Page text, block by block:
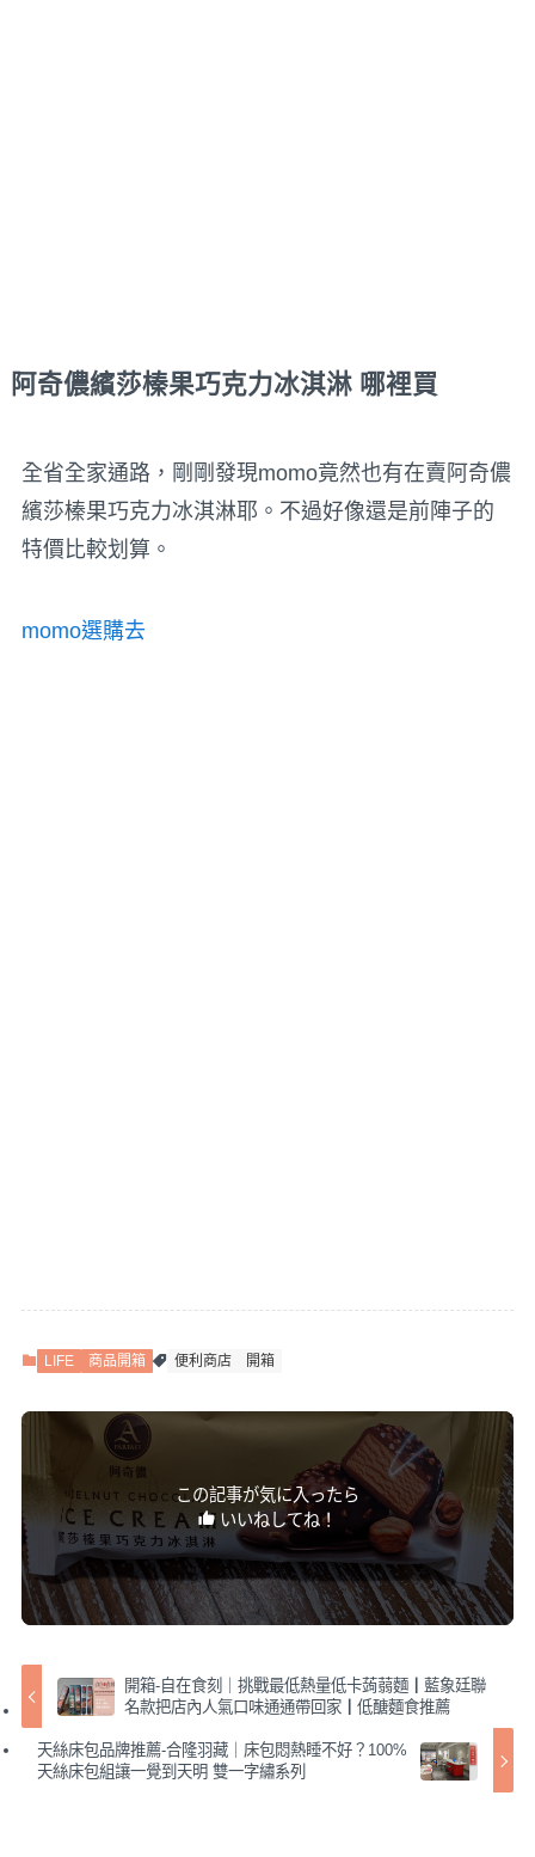
阿奇儂繽莎榛果巧克力冰淇淋 哪裡買
全省全家通路，剛剛發現momo竟然也有在賣阿奇儂
繽莎榛果巧克力冰淇淋耶。不過好像還是前陣子的
特價比較划算。
momo選購去
LIFE 商品開箱 便利商店 開箱
この記事が気に入ったら
いいねしてね！
開箱-自在食刻｜挑戰最低熱量低卡蒟蒻麵┃藍象廷聯
名款把店內人氣口味通通帶回家┃低醣麵食推薦
天絲床包品牌推薦-合隆羽藏｜床包悶熱睡不好？100%
天絲床包組讓一覺到天明 雙一字繡系列